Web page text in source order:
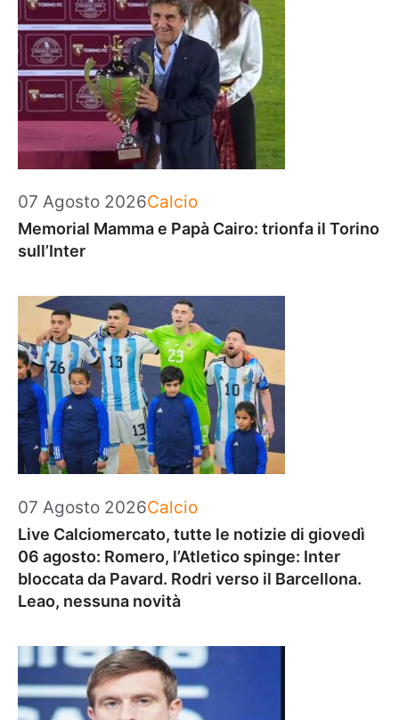
07 Agosto 2026Categorie
Calcio
Memorial Mamma e Papà Cairo: trionfa il Torino
sull’Inter
07 Agosto 2026Categorie
Calcio
Live Calciomercato, tutte le notizie di giovedì
06 agosto: Romero, l’Atletico spinge: Inter
bloccata da Pavard. Rodri verso il Barcellona.
Leao, nessuna novità